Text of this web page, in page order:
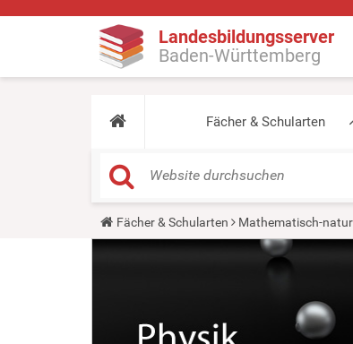
Landesbildungsserver
Baden-Württemberg
Fächer & Schularten
Y
o
Fächer & Schularten Mathematisch-